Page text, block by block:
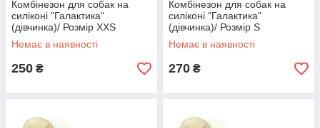
Комбінезон для собак на
силіконі "Галактика"
(дівчинка)/ Розмір XXS
Немає в наявності
250 ₴
Комбінезон для собак на
силіконі "Галактика"
(дівчинка)/ Розмір S
Немає в наявності
270 ₴